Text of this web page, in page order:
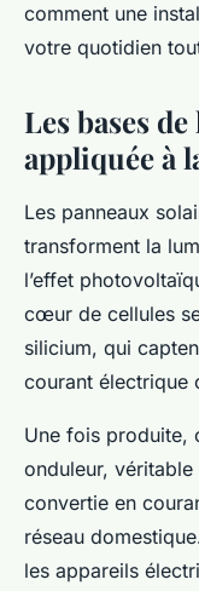
comment une
votre quotidien
Les bases
appliquée à
Les panneaux
transforment la
l’effet
cœur de cellules
silicium, qui
courant électrique
Une fois produite,
onduleur,
convertie en
réseau
les appareils